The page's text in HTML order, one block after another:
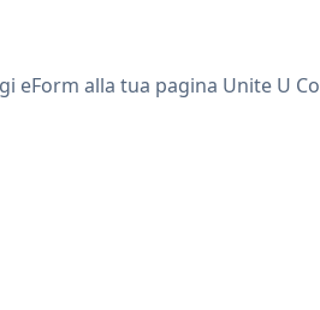
eForm alla tua pagina Unite U